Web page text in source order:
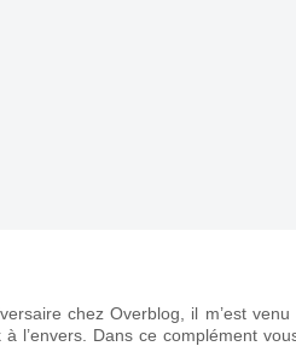
chez Overblog, il m’est
l’envers. Dans ce complément